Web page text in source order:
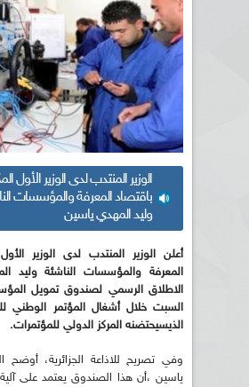
الوزير المنتدب لدى الوزير الأول
باقتصاد المعرفة والمؤسسات
وليد المهدي ياسين
أعلن الوزير المنتدب لدى الوزير
المعرفة والمؤسسات الناشئة وليد
الاطلاق الرسمي لصندوق تمويل
السبت خلال أشغال المؤتمر الوطني
الذيسيحتضنه المركز الدولي للمؤتمرات.
وفي تصريح للاذاعة الجزائرية، أوضح
ياسين ،أن هذا الصندوق يعتمد على